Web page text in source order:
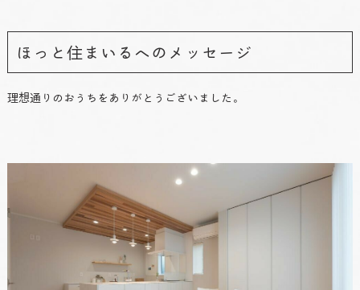
ほっと住まいるへのメッセージ
理想通りのおうちをありがとうございました。